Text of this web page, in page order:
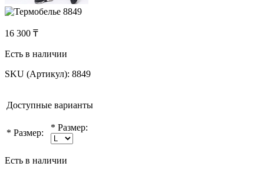
16 300 ₸
Есть в наличии
SKU (Артикул): 8849
Доступные варианты
* Размер:
* Размер:
Есть в наличии